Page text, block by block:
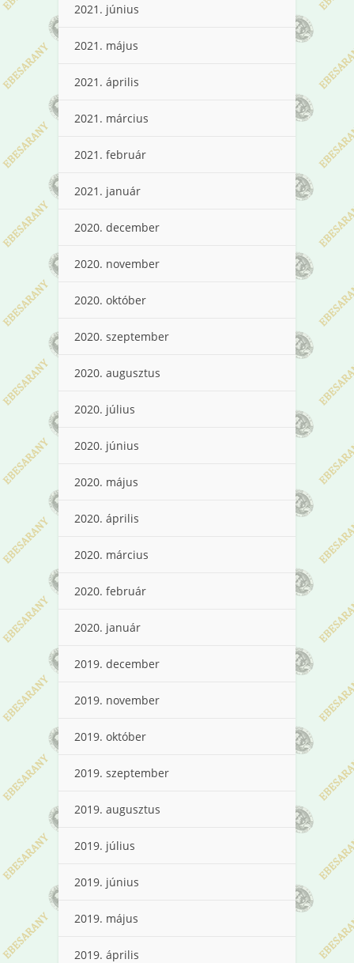
2021. június
2021. május
2021. április
2021. március
2021. február
2021. január
2020. december
2020. november
2020. október
2020. szeptember
2020. augusztus
2020. július
2020. június
2020. május
2020. április
2020. március
2020. február
2020. január
2019. december
2019. november
2019. október
2019. szeptember
2019. augusztus
2019. július
2019. június
2019. május
2019. április